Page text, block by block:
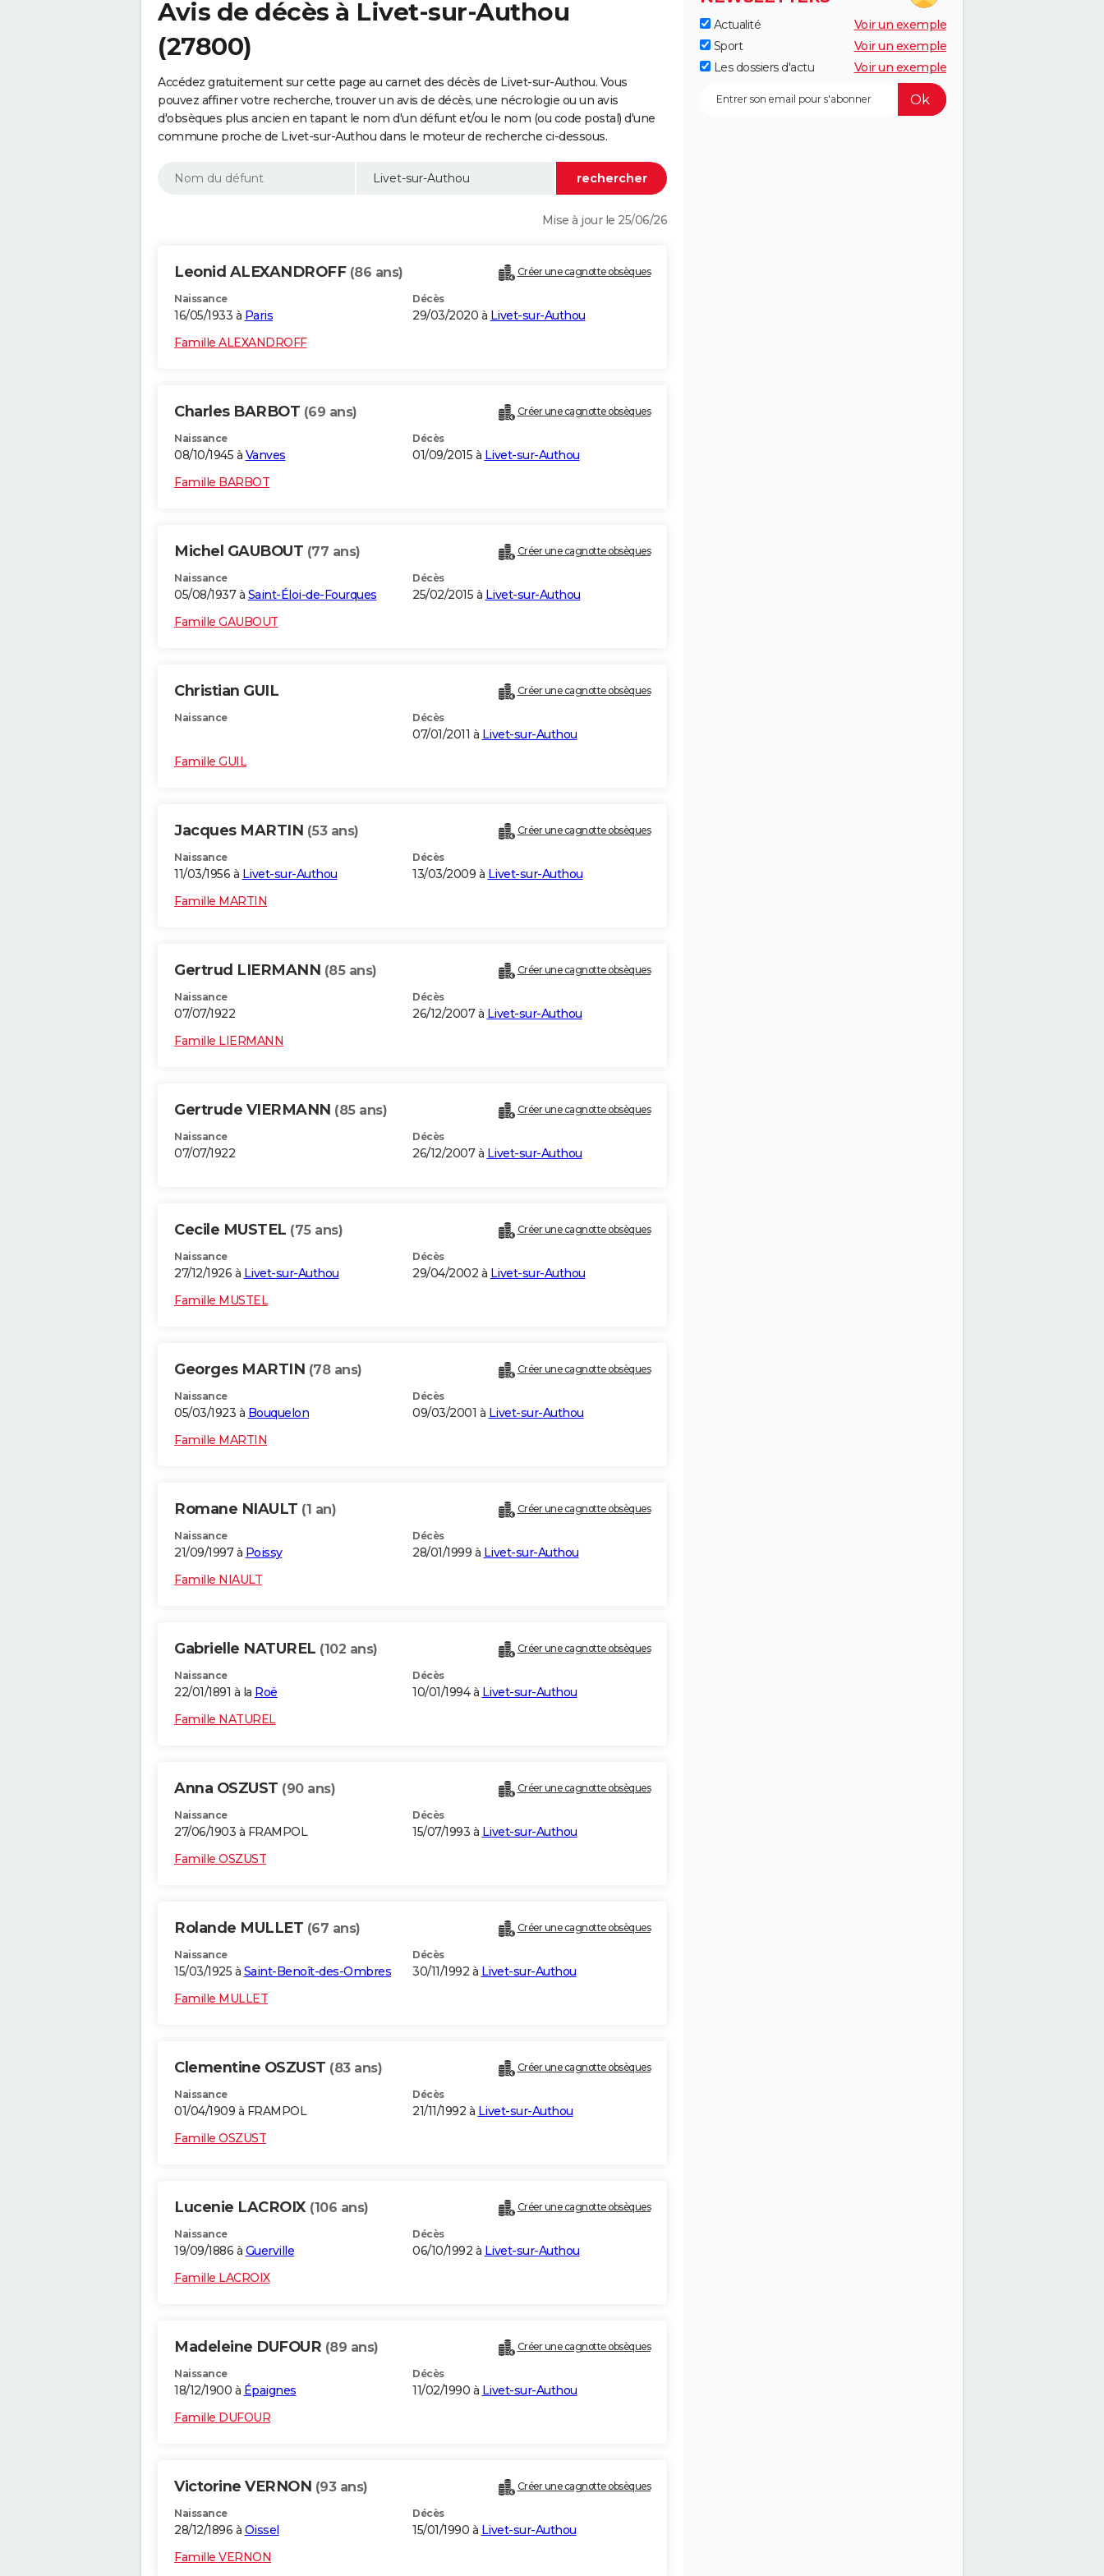
Avis de décès à Livet-sur-Authou
(27800)
Accédez gratuitement sur cette page au carnet des décès de Livet-sur-Authou. Vous
pouvez affiner votre recherche, trouver un avis de décès, une nécrologie ou un avis
d'obsèques plus ancien en tapant le nom d'un défunt et/ou le nom (ou code postal) d'une
commune proche de Livet-sur-Authou dans le moteur de recherche ci-dessous.
Mise à jour le 25/06/26
Leonid ALEXANDROFF (86 ans) Créer une cagnotte obsèques
Naissance
16/05/1933 à Paris
Décès
29/03/2020 à Livet-sur-Authou
Famille ALEXANDROFF
Charles BARBOT (69 ans) Créer une cagnotte obsèques
Naissance
08/10/1945 à Vanves
Décès
01/09/2015 à Livet-sur-Authou
Famille BARBOT
Michel GAUBOUT (77 ans) Créer une cagnotte obsèques
Naissance
05/08/1937 à Saint-Éloi-de-Fourques
Décès
25/02/2015 à Livet-sur-Authou
Famille GAUBOUT
Christian GUIL Créer une cagnotte obsèques
Naissance Décès
07/01/2011 à Livet-sur-Authou
Famille GUIL
Jacques MARTIN (53 ans) Créer une cagnotte obsèques
Naissance
11/03/1956 à Livet-sur-Authou
Décès
13/03/2009 à Livet-sur-Authou
Famille MARTIN
Gertrud LIERMANN (85 ans) Créer une cagnotte obsèques
Naissance
07/07/1922
Décès
26/12/2007 à Livet-sur-Authou
Famille LIERMANN
Gertrude VIERMANN (85 ans) Créer une cagnotte obsèques
Naissance
07/07/1922
Décès
26/12/2007 à Livet-sur-Authou
Cecile MUSTEL (75 ans) Créer une cagnotte obsèques
Naissance
27/12/1926 à Livet-sur-Authou
Décès
29/04/2002 à Livet-sur-Authou
Famille MUSTEL
Georges MARTIN (78 ans) Créer une cagnotte obsèques
Naissance
05/03/1923 à Bouquelon
Décès
09/03/2001 à Livet-sur-Authou
Famille MARTIN
Romane NIAULT (1 an) Créer une cagnotte obsèques
Naissance
21/09/1997 à Poissy
Décès
28/01/1999 à Livet-sur-Authou
Famille NIAULT
Gabrielle NATUREL (102 ans) Créer une cagnotte obsèques
Naissance
22/01/1891 à la Roë
Décès
10/01/1994 à Livet-sur-Authou
Famille NATUREL
Anna OSZUST (90 ans) Créer une cagnotte obsèques
Naissance
27/06/1903 à FRAMPOL
Décès
15/07/1993 à Livet-sur-Authou
Famille OSZUST
Rolande MULLET (67 ans) Créer une cagnotte obsèques
Naissance
15/03/1925 à Saint-Benoît-des-Ombres
Décès
30/11/1992 à Livet-sur-Authou
Famille MULLET
Clementine OSZUST (83 ans) Créer une cagnotte obsèques
Naissance
01/04/1909 à FRAMPOL
Décès
21/11/1992 à Livet-sur-Authou
Famille OSZUST
Lucenie LACROIX (106 ans) Créer une cagnotte obsèques
Naissance
19/09/1886 à Guerville
Décès
06/10/1992 à Livet-sur-Authou
Famille LACROIX
Madeleine DUFOUR (89 ans) Créer une cagnotte obsèques
Naissance
18/12/1900 à Épaignes
Décès
11/02/1990 à Livet-sur-Authou
Famille DUFOUR
Victorine VERNON (93 ans) Créer une cagnotte obsèques
Naissance
28/12/1896 à Oissel
Décès
15/01/1990 à Livet-sur-Authou
Famille VERNON
Actualité
Voir un exemple
Sport
Voir un exemple
Les dossiers d'actu
Voir un exemple